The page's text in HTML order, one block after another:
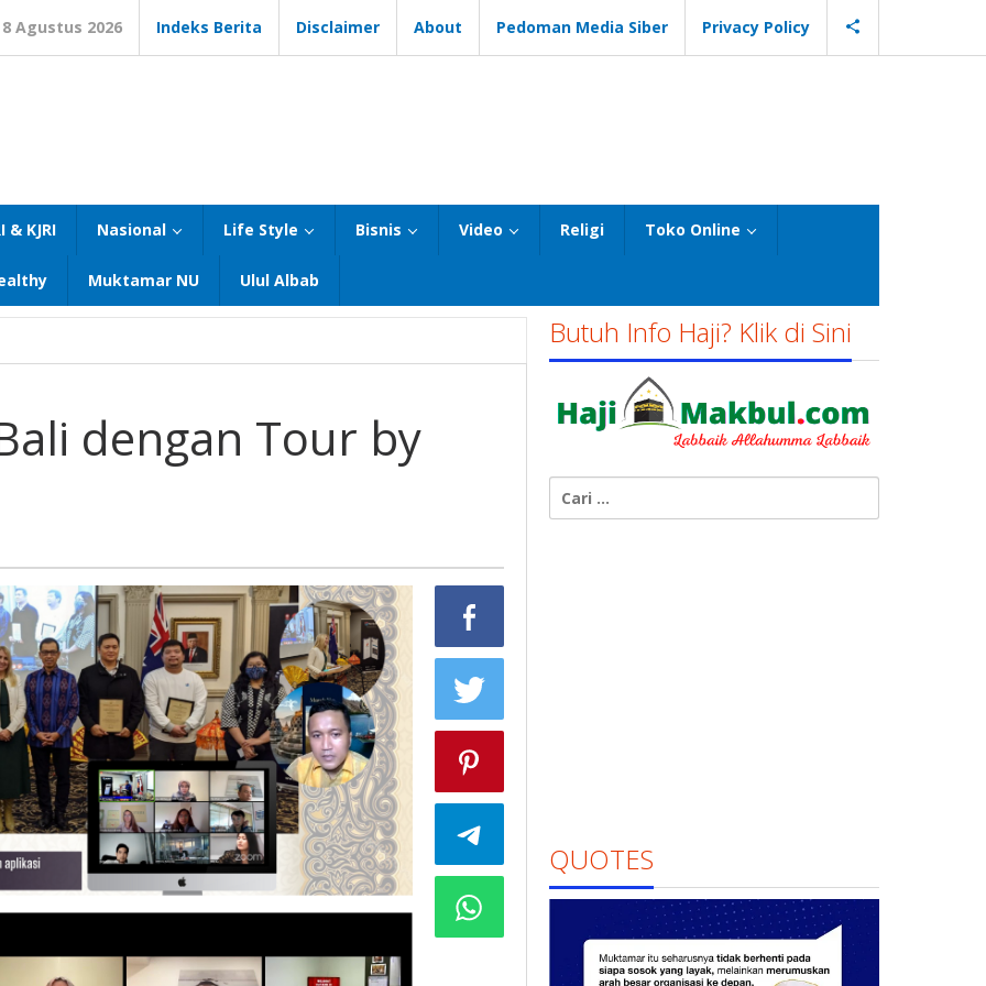
8 Agustus 2026 Indeks Berita Disclaimer About Pedoman Media Siber Privacy Policy
& KJRI Nasional Life Style Bisnis Video Religi Toko Online
Muktamar NU Ulul Albab
dengan Tour by
Butuh Info Haji? Klik di Sini
untuk:
QUOTES